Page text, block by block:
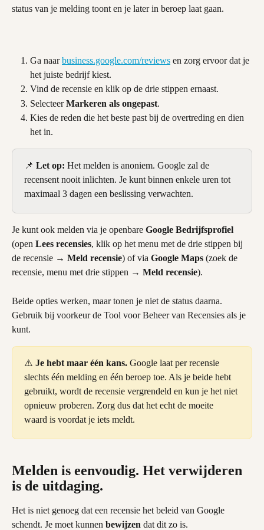
status van je melding toont en je later in beroep laat gaan.
Ga naar business.google.com/reviews en zorg ervoor dat je
het juiste bedrijf kiest.
Vind de recensie en klik op de drie stippen ernaast.
Selecteer Markeren als ongepast.
Kies de reden die het beste past bij de overtreding en dien
het in.
📌 Let op: Het melden is anoniem. Google zal de
recensent nooit inlichten. Je kunt binnen enkele uren tot
maximaal 3 dagen een beslissing verwachten.
Je kunt ook melden via je openbare Google Bedrijfsprofiel
(open Lees recensies, klik op het menu met de drie stippen bij
de recensie → Meld recensie) of via Google Maps (zoek de
recensie, menu met drie stippen → Meld recensie).
Beide opties werken, maar tonen je niet de status daarna.
Gebruik bij voorkeur de Tool voor Beheer van Recensies als je
kunt.
⚠️ Je hebt maar één kans. Google laat per recensie
slechts één melding en één beroep toe. Als je beide hebt
gebruikt, wordt de recensie vergrendeld en kun je het niet
opnieuw proberen. Zorg dus dat het echt de moeite
waard is voordat je iets meldt.
Melden is eenvoudig. Het verwijderen
is de uitdaging.
Het is niet genoeg dat een recensie het beleid van Google
schendt. Je moet kunnen bewijzen dat dit zo is.